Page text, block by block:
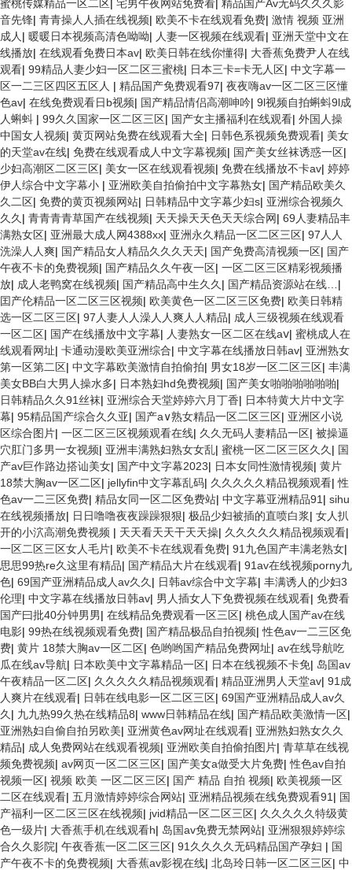
蜜桃传媒精品一区二区| 宅男午夜网站免费看| 精品国产Av无码久久久影
音先锋| 青青操人人插在线视频| 欧美不卡在线观看免费| 激情 视频 亚洲
成人 | 暖暖日本视频高清色呦呦| 人妻一区视频在线观看| 亚洲天堂中文在
线播放| 在线观看免费日本av| 欧美日韩在线你懂得| 大香蕉免费尹人在线
观看| 99精品人妻少妇一区二区三蜜桃| 日本三卡=卡无人区| 中文字幕一
区一二三区四区五区人 | 精品国产免费观看97| 夜夜嗨av一区二区三区懂
色av| 在线免费观看日b视频| 国产精品情侣高潮呻吟| 9l视频自拍蝌蚪9l成
人蝌蚪 | 99久久国家一区二区三区| 国产女主播福利在线观看| 外国人操
中国女人视频| 黄页网站免费在线观看大全| 日韩色系视频免费观看| 美女
的天堂av在线| 免费在线观看成人中文字幕视频| 国产美女丝袜诱惑一区|
少妇高潮区二区三区| 美女一区在线观看视频| 免费在线播放不卡av| 婷婷
伊人综合中文字幕小 | 亚洲欧美自拍偷拍中文字幕熟女| 国产精品欧美久
久二区| 免费的黄页视频网站| 日韩精品中文字幕少妇s| 亚洲综合视频久
久久 | 青青青青草国产在线视频| 天天操天天色天天综合网| 69人妻精品丰
满熟女区| 亚洲最大成人网4388xx| 亚洲永久精品一区二区三区| 97人人
洗澡人人爽| 国产精品女人精品久久久天天| 国产免费高清视频一区| 国产
午夜不卡的免费视频| 国产精品久久午夜一区| 一区二区三区精彩视频播
放| 成人老鸭窝在线视频| 国产精品高中生久久 | 国产精品资源站在线… |
囯产伦精品一区二区三区视频| 欧美黄色一区二区三区免费| 欧美日韩精
选一区二区三区| 97人妻人人澡人人爽人人精品| 成人三级视频在线观看
一区二区| 国产在线播放中文字幕| 人妻熟女一区二区在线aⅴ| 蜜桃成人在
线观看网址| 卡通动漫欧美亚洲综合| 中文字幕在线播放日韩av| 亚洲熟女
第一区第二区| 中文字幕欧美激情自拍偷拍| 男女18岁一区二区三区| 丰满
美女BB白大男人操水多| 日本熟妇hd免费视频| 国产美女啪啪啪啪啪啪|
日韩精品久久91丝袜| 亚洲综合天堂婷婷六月丁香| 日本特黄大片中文字
幕| 95精品国产综合久久亚| 国产a∨熟女精品一区二区三区| 亚洲区小说
区综合图片| 一区二区三区视频观看在线| 久久无码人妻精品一区| 被操逼
穴肛门多男一女视频| 亚洲丰满熟妇熟女女乱| 蜜桃一区二区三区久久 | 国
产av巨作路边搭讪美女| 国产中文字幕2023| 日本女同性激情视频| 黄片
18禁大胸av一区二区| jellyfin中文字幕乱码| 久久久久久精品视频观看|性
色av一二三区免费| 精品女同一区二区免费站| 中文字幕亚洲精品91 | sihu
在线视频播放| 日日噜噜夜夜躁躁狠狠| 极品少妇被插的直喷白浆| 女人扒
开的小泬高潮免费视频 | 天天看天天干天天操| 久久久久久精品视频观看|
一区二区三区女人毛片| 欧美不卡在线观看免费| 91九色国产丰满老熟女|
思思99热re久这里有精品| 国产精品大片在线观看| 91av在线视频porny九
色| 69国产亚洲精品成人av久久 | 日韩av综合中文字幕| 丰满诱人的少妇3
伦理| 中文字幕在线播放日韩av| 男人插女人下免费视频在线观看| 免费看
国产曰批40分钟男男| 在线精品免费观看一区三区| 桃色成人国产av在线
电影| 99热在线视频观看免费| 国产精品极品自拍视频|性色av一二三区免
费| 黄片 18禁大胸av一区二区| 色哟哟国产精品免费网址| av在线导航吃
瓜在线av导航| 日本欧美中文字幕精品一区| 日本在线视频不卡免| 岛国av
午夜精品一区二区| 久久久久久精品视频观看| 精品亚洲男人天堂av| 91成
人爽片在线观看| 日韩在线电影一区二区三区| 69国产亚洲精品成人av久
久 | 九九热99久热在线精品8| www日韩精品在线| 国产精品欧美激情一区|
亚洲熟妇自偷自拍另欧美| 亚洲黄色av网址在线观看| 亚洲熟妇熟女久久
精品| 成人免费网站在线观看视频| 亚洲欧美自拍偷拍图片| 青草草在线视
频免费视频| av网页一区二区三区| 国产美女a做受大片免费|性色av自拍
视频一区| 视频 欧美 一区二区三区| 国产 精品 自拍 视频| 欧美视频一区
二区在线观看| 五月激情婷婷综合网站| 亚洲精品视频在线免费观看91 | 国
产福利一区二区三区在线视频| jvid精品一区二区三区| 久久久久久特级黄
色一级片| 大香蕉手机在线观看h| 岛国av免费无禁网站| 亚洲狠狠婷婷综
合久久影院| 午夜香蕉一区二区三区| 91久久久久无码精品国产孕妇 | 国
产午夜不卡的免费视频| 大香蕉av影视在线| 北岛玲日韩一区二区三区| 中